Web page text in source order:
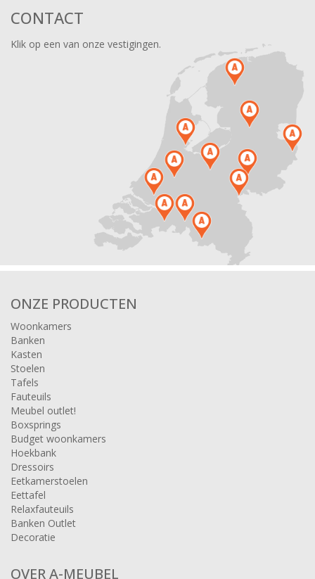
CONTACT
Klik op een van onze vestigingen.
ONZE PRODUCTEN
Woonkamers
Banken
Kasten
Stoelen
Tafels
Fauteuils
Meubel outlet!
Boxsprings
Budget woonkamers
Hoekbank
Dressoirs
Eetkamerstoelen
Eettafel
Relaxfauteuils
Banken Outlet
Decoratie
OVER A-MEUBEL